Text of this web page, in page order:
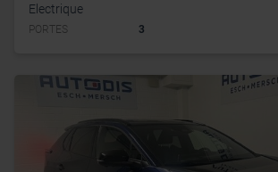
Electrique
PORTES 3